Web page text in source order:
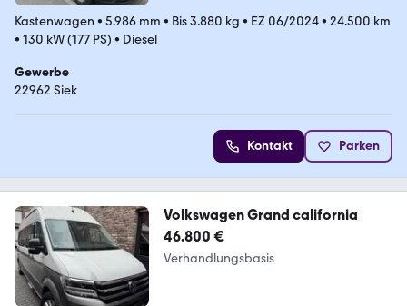
Kastenwagen • 5.986 mm • Bis 3.880 kg • EZ 06/2024• 24.500 km
• 130 kW (177 PS) • Diesel
Gewerbe
22962 Siek
Kontakt Parken
Volkswagen Grand california
46.800 €
Verhandlungsbasis